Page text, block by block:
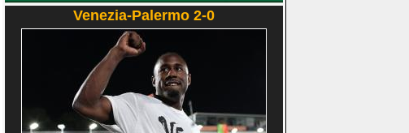
Venezia-Palermo 2-0